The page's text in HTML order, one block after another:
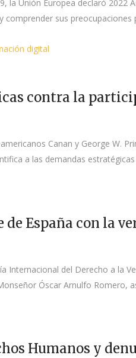
la Unión Europea declaró
comprender sus
digital
contra la
Canan y George W.
a las demandas
España con la
Internacional del Derecho a la
Óscar Arnulfo Romero,
Humanos y